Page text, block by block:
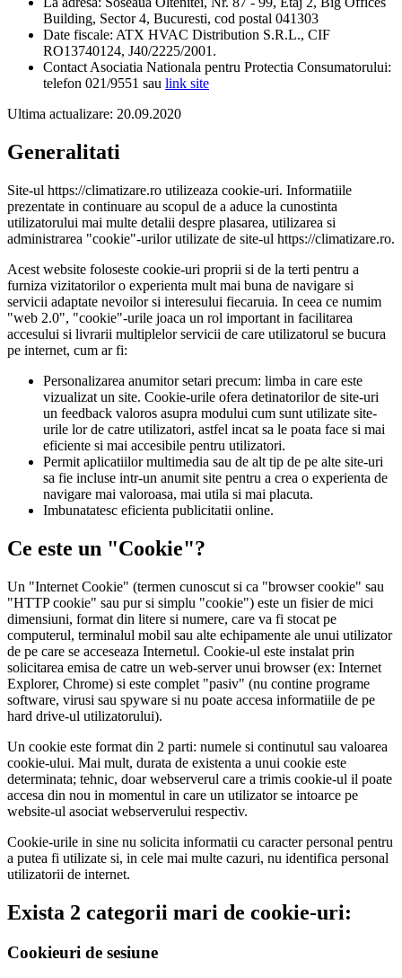
Building, Sector 4, Bucuresti, cod postal 041303
Date fiscale: ATX HVAC Distribution S.R.L., CIF
RO13740124, J40/2225/2001.
Contact Asociatia Nationala pentru Protectia Consumatorului:
telefon 021/9551 sau link site
Ultima actualizare: 20.09.2020
Generalitati
Site-ul https://climatizare.ro utilizeaza cookie-uri. Informatiile
prezentate in continuare au scopul de a aduce la cunostinta
utilizatorului mai multe detalii despre plasarea, utilizarea si
administrarea "cookie"-urilor utilizate de site-ul https://climatizare.ro.
Acest website foloseste cookie-uri proprii si de la terti pentru a
furniza vizitatorilor o experienta mult mai buna de navigare si
servicii adaptate nevoilor si interesului fiecaruia. In ceea ce numim
"web 2.0", "cookie"-urile joaca un rol important in facilitarea
accesului si livrarii multiplelor servicii de care utilizatorul se bucura
pe internet, cum ar fi:
Personalizarea anumitor setari precum: limba in care este
vizualizat un site. Cookie-urile ofera detinatorilor de site-uri
un feedback valoros asupra modului cum sunt utilizate site-
urile lor de catre utilizatori, astfel incat sa le poata face si mai
eficiente si mai accesibile pentru utilizatori.
Permit aplicatiilor multimedia sau de alt tip de pe alte site-uri
sa fie incluse intr-un anumit site pentru a crea o experienta de
navigare mai valoroasa, mai utila si mai placuta.
Imbunatatesc eficienta publicitatii online.
Ce este un "Cookie"?
Un "Internet Cookie" (termen cunoscut si ca "browser cookie" sau
"HTTP cookie" sau pur si simplu "cookie") este un fisier de mici
dimensiuni, format din litere si numere, care va fi stocat pe
computerul, terminalul mobil sau alte echipamente ale unui utilizator
de pe care se acceseaza Internetul. Cookie-ul este instalat prin
solicitarea emisa de catre un web-server unui browser (ex: Internet
Explorer, Chrome) si este complet "pasiv" (nu contine programe
software, virusi sau spyware si nu poate accesa informatiile de pe
hard drive-ul utilizatorului).
Un cookie este format din 2 parti: numele si continutul sau valoarea
cookie-ului. Mai mult, durata de existenta a unui cookie este
determinata; tehnic, doar webserverul care a trimis cookie-ul il poate
accesa din nou in momentul in care un utilizator se intoarce pe
website-ul asociat webserverului respectiv.
Cookie-urile in sine nu solicita informatii cu caracter personal pentru
a putea fi utilizate si, in cele mai multe cazuri, nu identifica personal
utilizatorii de internet.
Exista 2 categorii mari de cookie-uri:
Cookieuri de sesiune